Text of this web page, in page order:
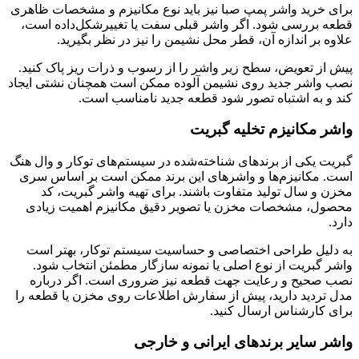
برای خرید واشر پمپ صبا نیز باید نوع مکانیزم و مشخصات ظاهری
قطعه بررسی شود. اگر واشر قبلی سفت یا تغییرشکل‌داده است،
علاوه بر اندازه آن، قطر محل نشیمن را نیز در نظر بگیرید.
پیش از تعویض، سطح زیر واشر را از رسوب و ذرات ریز پاک کنید.
نصب واشر جدید روی نشیمن آلوده ممکن است همچنان نشتی ایجاد
کند و به اشتباه تصور شود قطعه جدید نامناسب است.
واشر مکانیزم تخلیه گبریت
گبریت یکی از برندهای شناخته‌شده در سیستم‌های توکار و وال هنگ
است. مکانیزم‌ها و واشرهای این برند ممکن است بر اساس سری
مخزن و سال تولید متفاوت باشند. برای تهیه واشر گبریت، کد
محصول، مشخصات مخزن یا تصویر دقیق مکانیزم اهمیت زیادی
دارد.
به دلیل طراحی اختصاصی و حساسیت سیستم توکار، بهتر است
واشر گبریت از نوع اصلی یا نمونه سازگار مطمئن انتخاب شود.
نصب صحیح و رعایت جهت قطعه نیز ضروری است. اگر درباره
مدل تردید دارید، پیش از سفارش اطلاعات روی مخزن یا قطعه را
برای کارشناس ارسال کنید.
واشر سایر برندهای ایرانی و خارجی